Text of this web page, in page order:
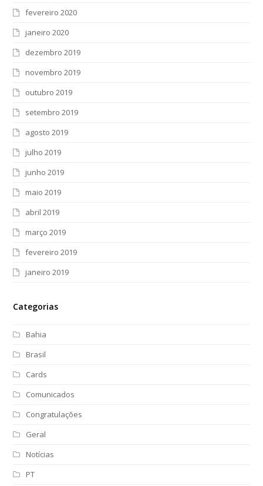
fevereiro 2020
janeiro 2020
dezembro 2019
novembro 2019
outubro 2019
setembro 2019
agosto 2019
julho 2019
junho 2019
maio 2019
abril 2019
março 2019
fevereiro 2019
janeiro 2019
Categorias
Bahia
Brasil
Cards
Comunicados
Congratulações
Geral
Notícias
PT